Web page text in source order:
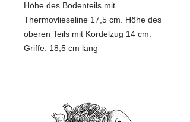
Höhe des Bodenteils mit
Thermovlieseline 17,5 cm. Höhe des
oberen Teils mit Kordelzug 14 cm.
Griffe: 18,5 cm lang